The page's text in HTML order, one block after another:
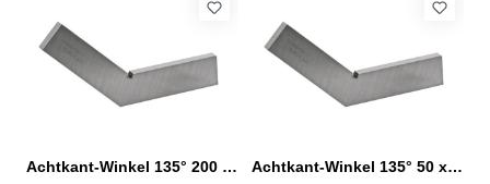
Achtkant-Winkel 135° 200 x 200 mm DIN 875/2
Achtkant-Winkel 135° 50 x 50 mm DIN 875/2